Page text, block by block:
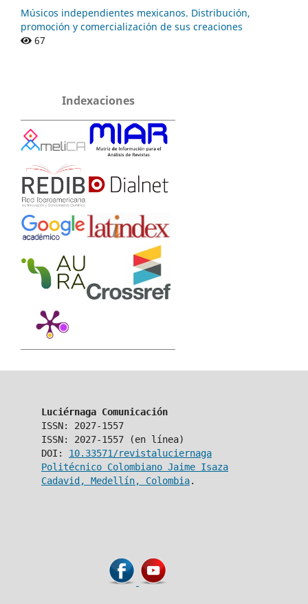
Músicos independientes mexicanos. Distribución,
promoción y comercialización de sus creaciones
67
Indexaciones
Luciérnaga Comunicación
ISSN: 2027-1557
ISSN: 2027-1557 (en línea)
DOI: 10.33571/revistaluciernaga
Politécnico Colombiano Jaime Isaza
Cadavid, Medellín, Colombia.